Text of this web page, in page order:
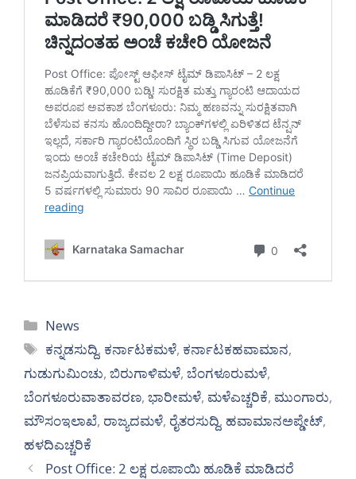
Categories
News
Tags
ಕನ್ನಡಸುದ್ದಿ, ಕರ್ನಾಟಕಮಳೆ, ಕರ್ನಾಟಕಹವಾಮಾನ,
ಗುಡುಗುಮಿಂಚು, ಬಿರುಗಾಳಿಮಳೆ, ಬೆಂಗಳೂರುಮಳೆ,
ಬೆಂಗಳೂರುವಾತಾವರಣ, ಭಾರೀಮಳೆ, ಮಳೆಎಚ್ಚರಿಕೆ, ಮುಂಗಾರು,
ಮೌಸಂಇಲಾಖೆ, ರಾಜ್ಯದಮಳೆ, ರೈತರಸುದ್ದಿ, ಹವಾಮಾನಅಪ್ಡೇಟ್,
ಹಳದಿಎಚ್ಚರಿಕೆ
Post Office: 2 ಲಕ್ಷ ರೂಪಾಯಿ ಹೂಡಿಕೆ ಮಾಡಿದರೆ